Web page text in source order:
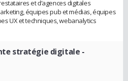
et d’agences digitales
équipes pub et médias, équipes
UX et techniques, webanalytics
stratégie digitale -